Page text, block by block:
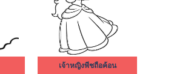
เจ้าหญิงพีชถือค้อน